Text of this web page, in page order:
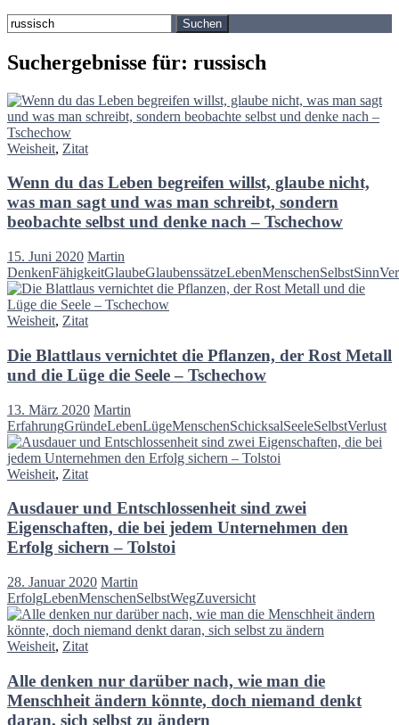
Suchen
nach:
Suchergebnisse für: russisch
Weisheit, Zitat
Wenn du das Leben begreifen willst, glaube nicht,
was man sagt und was man schreibt, sondern
beobachte selbst und denke nach – Tschechow
15. Juni 2020 Martin
DenkenFähigkeitGlaubeGlaubenssätzeLebenMenschenSelbstSinn
Weisheit, Zitat
Die Blattlaus vernichtet die Pflanzen, der Rost Metall
und die Lüge die Seele – Tschechow
13. März 2020 Martin
ErfahrungGründeLebenLügeMenschenSchicksalSeeleSelbstVerlust
Weisheit, Zitat
Ausdauer und Entschlossenheit sind zwei
Eigenschaften, die bei jedem Unternehmen den
Erfolg sichern – Tolstoi
28. Januar 2020 Martin
ErfolgLebenMenschenSelbstWegZuversicht
Weisheit, Zitat
Alle denken nur darüber nach, wie man die
Menschheit ändern könnte, doch niemand denkt
daran, sich selbst zu ändern